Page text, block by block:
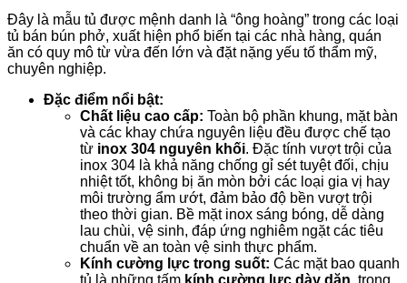
Đây là mẫu tủ được mệnh danh là “ông hoàng” trong các loại
tủ bán bún phở, xuất hiện phổ biến tại các nhà hàng, quán
ăn có quy mô từ vừa đến lớn và đặt nặng yếu tố thẩm mỹ,
chuyên nghiệp.
Đặc điểm nổi bật:
Chất liệu cao cấp: Toàn bộ phần khung, mặt bàn
và các khay chứa nguyên liệu đều được chế tạo
từ inox 304 nguyên khối. Đặc tính vượt trội của
inox 304 là khả năng chống gỉ sét tuyệt đối, chịu
nhiệt tốt, không bị ăn mòn bởi các loại gia vị hay
môi trường ẩm ướt, đảm bảo độ bền vượt trội
theo thời gian. Bề mặt inox sáng bóng, dễ dàng
lau chùi, vệ sinh, đáp ứng nghiêm ngặt các tiêu
chuẩn về an toàn vệ sinh thực phẩm.
Kính cường lực trong suốt: Các mặt bao quanh